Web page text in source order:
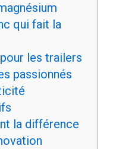
qui fait la
les trailers
passionnés
la différence